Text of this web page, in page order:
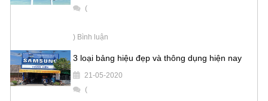
(
) Bình luận
3 loại bảng hiệu đẹp và thông dụng hiện nay
21-05-2020
(